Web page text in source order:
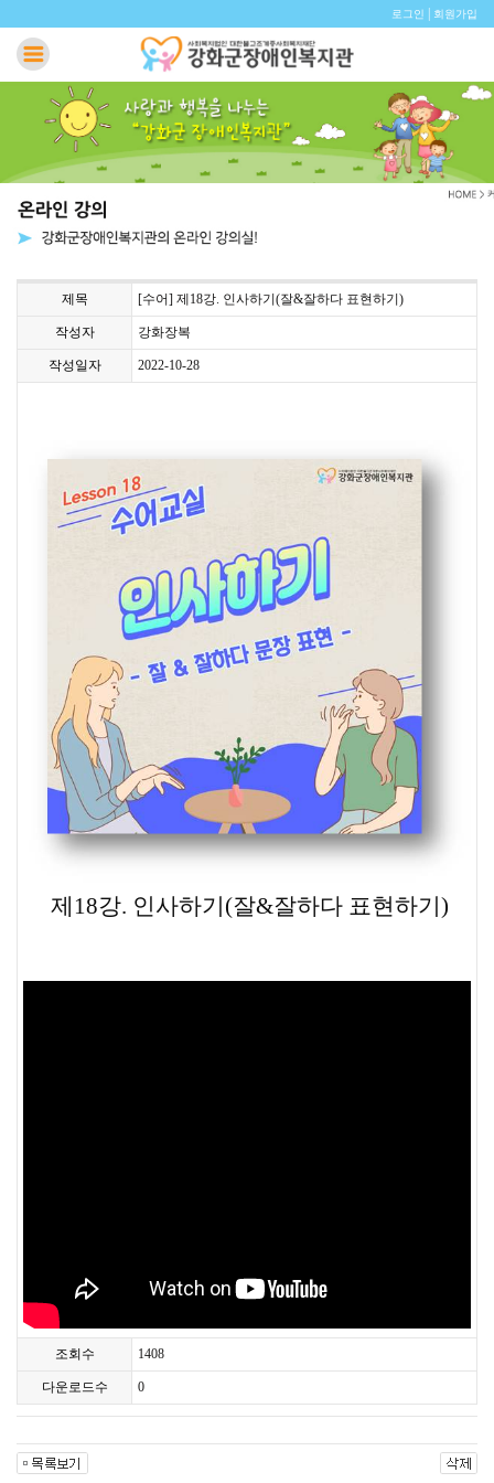
로그인 회원가입
제목 [수어] 제18강. 인사하기(잘&잘하다 표현하기)
작성자 강화장복
작성일자 2022-10-28
제18강. 인사하기(잘&잘하다 표현하기)
조회수 1408
다운로드수 0